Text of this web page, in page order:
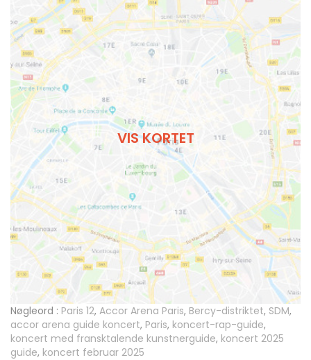
VIS KORTET
Nøgleord : Paris 12, Accor Arena Paris, Bercy-distriktet, SDM,
accor arena guide koncert, Paris, koncert-rap-guide,
koncert med fransktalende kunstnerguide, koncert 2025
guide, koncert februar 2025